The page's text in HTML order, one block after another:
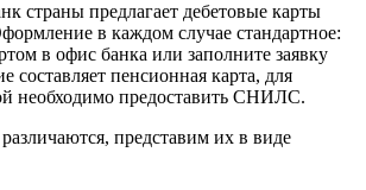
страны предлагает дебетовые карты
в каждом случае стандартное:
в офис банка или заполните заявку
составляет пенсионная карта, для
необходимо предоставить СНИЛС.
представим их в виде